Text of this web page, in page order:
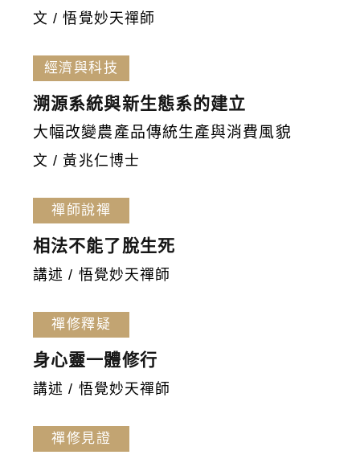
文 / 悟覺妙天禪師
經濟與科技
溯源系統與新生態系的建立
大幅改變農產品傳統生產與消費風貌
文 / 黃兆仁博士
禪師說禪
相法不能了脫生死
講述 / 悟覺妙天禪師
禪修釋疑
身心靈一體修行
講述 / 悟覺妙天禪師
禪修見證